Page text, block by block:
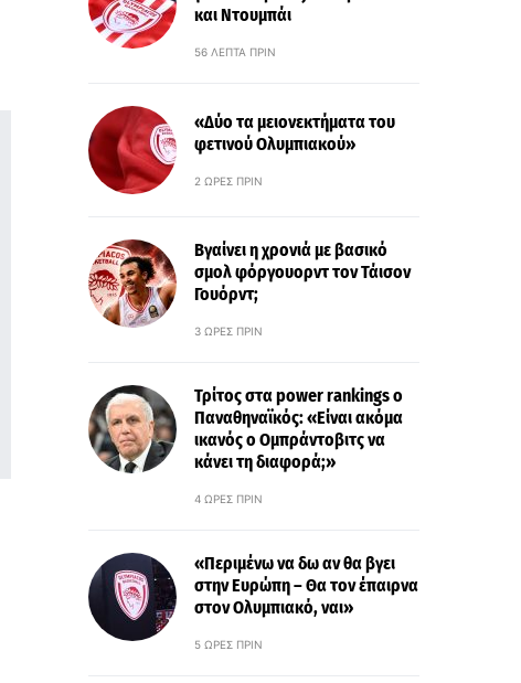
και Ντουμπάι
56 ΛΕΠΤΆ ΠΡΙΝ
«Δύο τα μειονεκτήματα του
φετινού Ολυμπιακού»
2 ΏΡΕΣ ΠΡΙΝ
Βγαίνει η χρονιά με βασικό
σμολ φόργουορντ τον Τάισον
Γουόρντ;
3 ΏΡΕΣ ΠΡΙΝ
Τρίτος στα power rankings ο
Παναθηναϊκός: «Είναι ακόμα
ικανός ο Ομπράντοβιτς να
κάνει τη διαφορά;»
4 ΏΡΕΣ ΠΡΙΝ
«Περιμένω να δω αν θα βγει
στην Ευρώπη – Θα τον έπαιρνα
στον Ολυμπιακό, ναι»
5 ΏΡΕΣ ΠΡΙΝ